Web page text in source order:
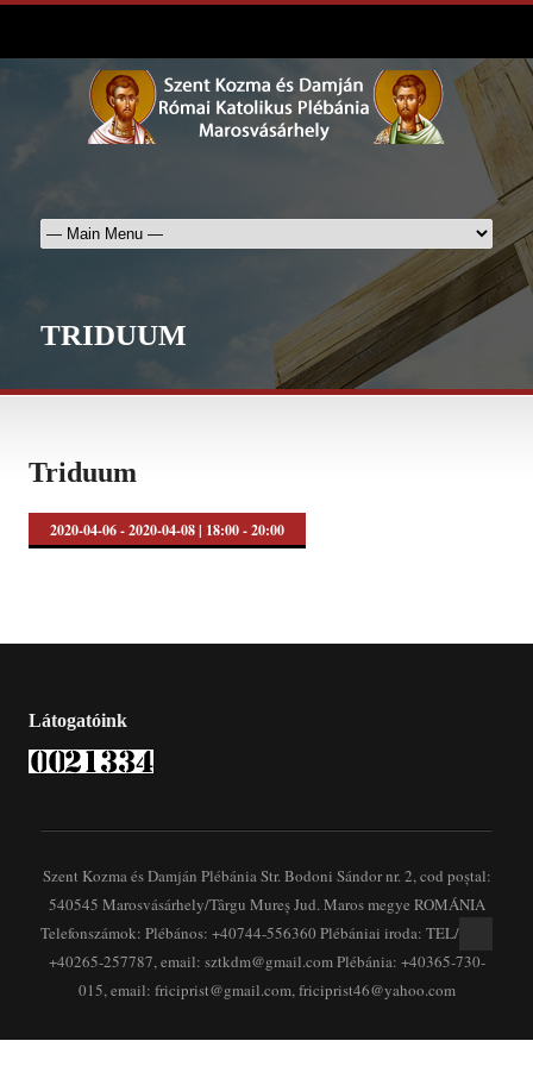
TRIDUUM
Triduum
2020-04-06 - 2020-04-08| 18:00 - 20:00
Látogatóink
Szent Kozma és Damján Plébánia Str. Bodoni Sándor nr. 2, cod poștal:
540545 Marosvásárhely/Târgu Mureș Jud. Maros megye ROMÁNIA
Telefonszámok: Plébános: +40744-556360 Plébániai iroda: TEL/FAX:
+40265-257787, email: sztkdm@gmail.com Plébánia: +40365-730-
015, email: friciprist@gmail.com, friciprist46@yahoo.com